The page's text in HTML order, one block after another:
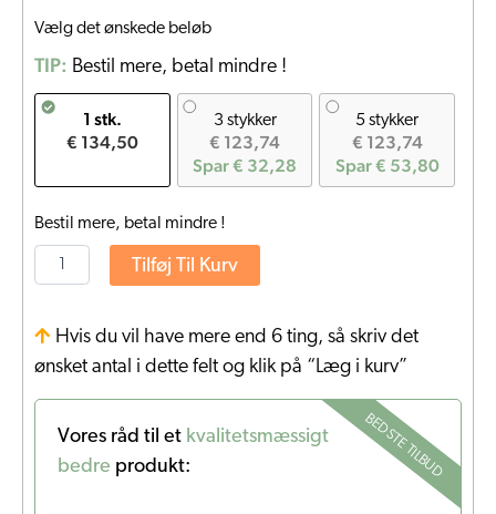
Vælg det ønskede beløb
TIP: Bestil mere, betal mindre !
1 stk.
€ 134,50
3 stykker
€ 123,74
Spar € 32,28
5 stykker
€ 123,74
Spar € 53,80
Bestil mere, betal mindre !
Tilføj Til Kurv
Hvis du vil have mere end 6 ting, så skriv det
ønsket antal i dette felt og klik på “Læg i kurv”
BEDSTE TILBUD
Vores råd til et kvalitetsmæssigt
bedre produkt: